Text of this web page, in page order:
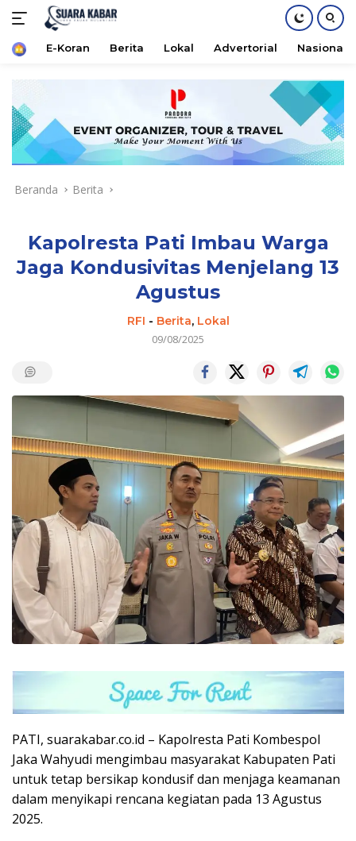
konten
HomeE-Koran Berita Lokal Advertorial Nasional
Beranda Berita
Kapolresta Pati Imbau Warga
Jaga Kondusivitas Menjelang 13
Agustus
RFI - Berita, Lokal
09/08/2025
PATI, suarakabar.co.id – Kapolresta Pati Kombespol
Jaka Wahyudi mengimbau masyarakat Kabupaten Pati
untuk tetap bersikap kondusif dan menjaga keamanan
dalam menyikapi rencana kegiatan pada 13 Agustus
2025.